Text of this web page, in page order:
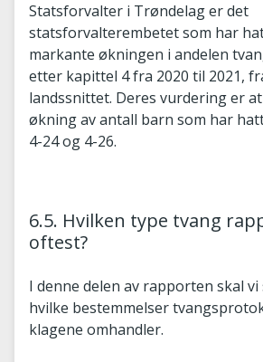
Statsforvalter i Trøndelag er det
statsforvalterembetet som har
markante økningen i andelen
etter kapittel 4 fra 2020 til 2021,
landssnittet. Deres vurdering er
økning av antall barn som har
4-24 og 4-26.
6.5. Hvilken type tvang
oftest?
I denne delen av rapporten skal
hvilke bestemmelser
klagene omhandler.